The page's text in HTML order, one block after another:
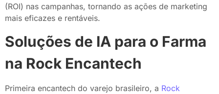
(ROI) nas campanhas, tornando as ações de marketing
mais eficazes e rentáveis.
Soluções de IA para o Farma
na Rock Encantech
Primeira encantech do varejo brasileiro, a Rock